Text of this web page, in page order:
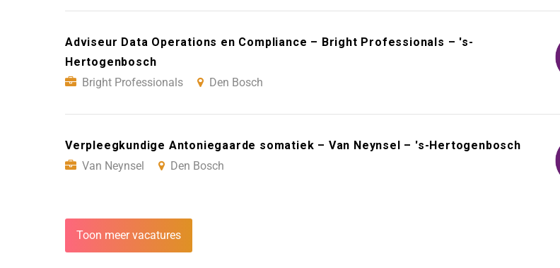
Adviseur Data Operations en Compliance – Bright Professionals – 's-
Hertogenbosch
Bright Professionals
Den Bosch
Verpleegkundige Antoniegaarde somatiek – Van Neynsel – 's-Hertogenbosch
Van Neynsel
Den Bosch
Toon meer vacatures